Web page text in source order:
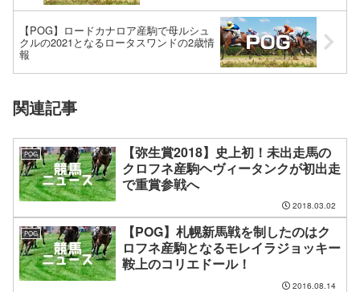
【POG】ロードカナロア産駒で母ルシュ
クルの2021となるロータスワンドの2歳情
報
関連記事
POG
【弥生賞2018】史上初！未出走馬の
クロフネ産駒ヘヴィータンクが初出走
で重賞参戦へ
2018.03.02
POG
【POG】札幌新馬戦を制したのはク
ロフネ産駒となるモレイラジョッキー
鞍上のコリエドール！
2016.08.14